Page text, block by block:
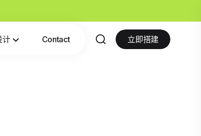
计 Contact 立即搭建